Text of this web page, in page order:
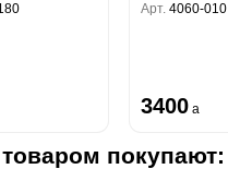
Арт. 4060-010
3400 a
покупают: